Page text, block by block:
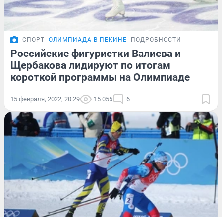
СПОРТ ОЛИМПИАДА В ПЕКИНЕ ПОДРОБНОСТИ
Российские фигуристки Валиева и
Щербакова лидируют по итогам
короткой программы на Олимпиаде
15 февраля, 2022, 20:29 15 055 6